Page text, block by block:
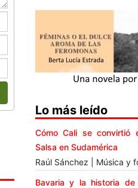
Lo más leído
Cómo Cali se convirtió
Salsa en Sudamérica
Raúl Sánchez | Música y
Bavaria y la historia